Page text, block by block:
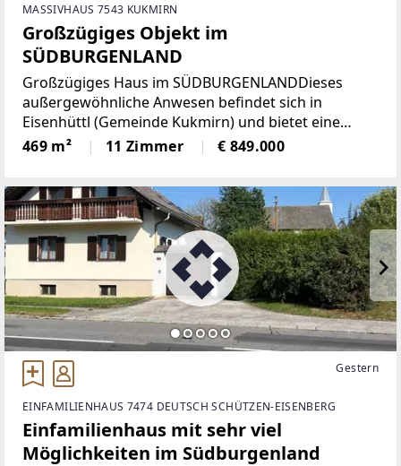
MASSIVHAUS 7543 KUKMIRN
Großzügiges Objekt im
SÜDBURGENLAND
Großzügiges Haus im SÜDBURGENLANDDieses
außergewöhnliche Anwesen befindet sich in
Eisenhüttl (Gemeinde Kukmirn) und bietet eine
beeindruckende Kombination aus Wohnkomfort,
modernisierter Ausstattung und großzügigen
469 m² 11 Zimmer € 849.000
Gestern
EINFAMILIENHAUS 7474 DEUTSCH SCHÜTZEN-EISENBERG
Einfamilienhaus mit sehr viel
Möglichkeiten im Südburgenland